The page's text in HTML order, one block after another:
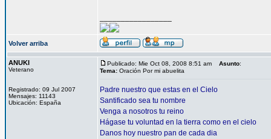
Volver arriba
ANUKI
Veterano
Registrado: 09 Jul 2007
Mensajes: 11143
Ubicación: España
Publicado: Mie Oct 08, 2008 8:51 am Asunto:
Tema: Oración Por mi abuelita
Padre nuestro que estas en el Cielo
Santificado sea tu nombre
Venga a nosotros tu reino
Hágase tu voluntad en la tierra como en el cielo
Danos hoy nuestro pan de cada dia